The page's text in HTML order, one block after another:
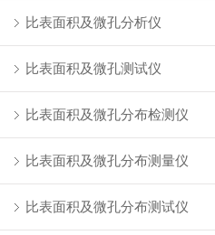
比表面积及微孔分析仪
比表面积及微孔测试仪
比表面积及微孔分布检测仪
比表面积及微孔分布测量仪
比表面积及微孔分布测试仪